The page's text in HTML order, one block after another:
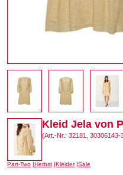
Kleid Jela von
(Art.-Nr.: 32181, 30306143-
Part-Two Herbst Kleider Sale